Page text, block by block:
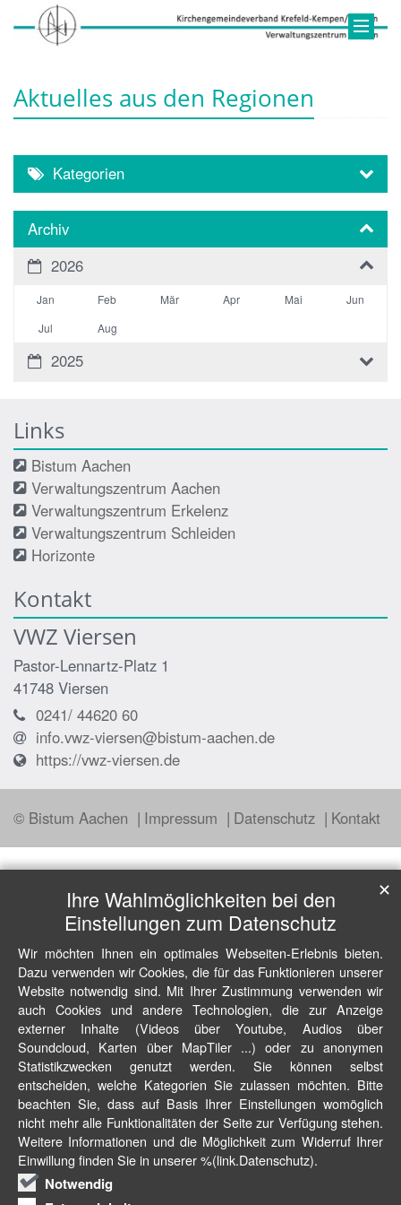
Aktuelles aus den Regionen
Kategorien
Archiv
2026
Jan Feb Mär Apr Mai
Jun
Jul
Aug
2025
Links
Bistum Aachen
Verwaltungszentrum Aachen
Verwaltungszentrum Erkelenz
Verwaltungszentrum Schleiden
Horizonte
Kontakt
VWZ Viersen
Pastor-Lennartz-Platz 1
41748 Viersen
0241/ 44620 60
info.vwz-viersen@bistum-aachen.de
https://vwz-viersen.de
© Bistum Aachen Impressum Datenschutz Kontakt
Ihre Wahlmöglichkeiten bei den
Einstellungen zum Datenschutz
Wir möchten Ihnen ein optimales Webseiten-Erlebnis bieten.
Dazu verwenden wir Cookies, die für das Funktionieren unserer
Website notwendig sind. Mit Ihrer Zustimmung verwenden wir
auch Cookies und andere Technologien, die zur Anzeige
externer Inhalte (Videos über Youtube, Audios über
Soundcloud, Karten über MapTiler ...) oder zu anonymen
Statistikzwecken genutzt werden. Sie können selbst
entscheiden, welche Kategorien Sie zulassen möchten. Bitte
beachten Sie, dass auf Basis Ihrer Einstellungen womöglich
nicht mehr alle Funktionalitäten der Seite zur Verfügung stehen.
Weitere Informationen und die Möglichkeit zum Widerruf Ihrer
Einwillung finden Sie in unserer %(link.Datenschutz).
Notwendig
✕